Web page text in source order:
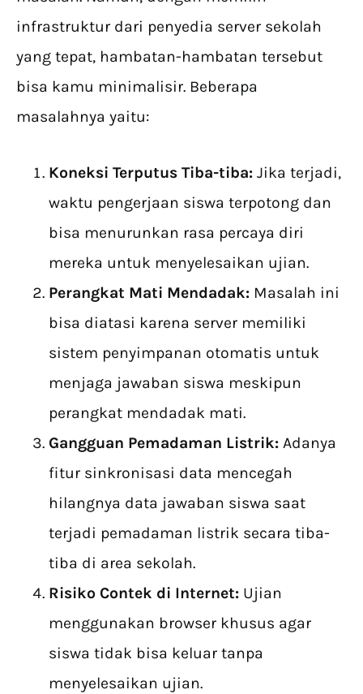
infrastruktur dari penyedia server sekolah
yang tepat, hambatan-hambatan tersebut
bisa kamu minimalisir. Beberapa
masalahnya yaitu:
Koneksi Terputus Tiba-tiba: Jika terjadi,
waktu pengerjaan siswa terpotong dan
bisa menurunkan rasa percaya diri
mereka untuk menyelesaikan ujian.
Perangkat Mati Mendadak: Masalah ini
bisa diatasi karena server memiliki
sistem penyimpanan otomatis untuk
menjaga jawaban siswa meskipun
perangkat mendadak mati.
Gangguan Pemadaman Listrik: Adanya
fitur sinkronisasi data mencegah
hilangnya data jawaban siswa saat
terjadi pemadaman listrik secara tiba-
tiba di area sekolah.
Risiko Contek di Internet: Ujian
menggunakan browser khusus agar
siswa tidak bisa keluar tanpa
menyelesaikan ujian.